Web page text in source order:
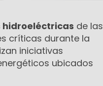
hidroeléctricas de las
críticas durante la
iniciativas
ubicados